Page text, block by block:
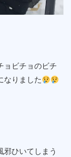
ョビチョのビチ
なりました
邪ひいてしまう